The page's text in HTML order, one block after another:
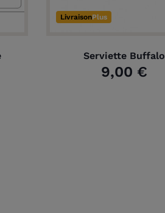
LivraisonPlus
Serviette Buffalo
9,00 €